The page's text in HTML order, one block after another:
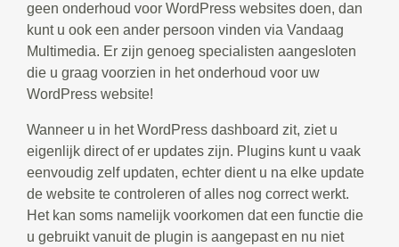
geen onderhoud voor WordPress websites doen, dan
kunt u ook een ander persoon vinden via Vandaag
Multimedia. Er zijn genoeg specialisten aangesloten
die u graag voorzien in het onderhoud voor uw
WordPress website!
Wanneer u in het WordPress dashboard zit, ziet u
eigenlijk direct of er updates zijn. Plugins kunt u vaak
eenvoudig zelf updaten, echter dient u na elke update
de website te controleren of alles nog correct werkt.
Het kan soms namelijk voorkomen dat een functie die
u gebruikt vanuit de plugin is aangepast en nu niet